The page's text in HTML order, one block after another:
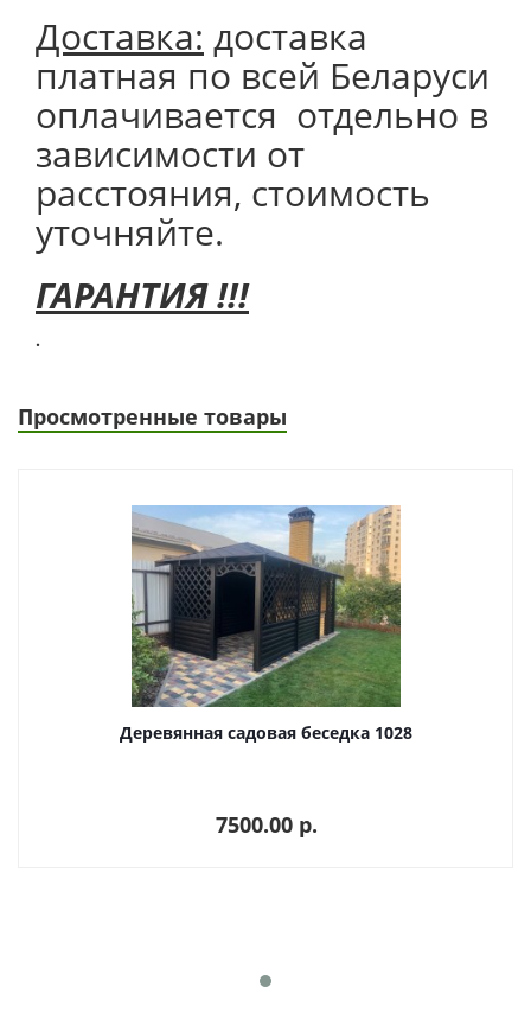
Доставка: доставка
платная по всей Беларуси
оплачивается отдельно в
зависимости от
расстояния, стоимость
уточняйте.
ГАРАНТИЯ !!!
.
Просмотренные товары
Деревянная садовая беседка 1028
7500.00 p.